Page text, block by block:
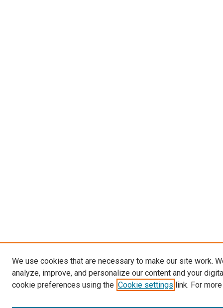
We use cookies that are necessary to make our site work.
analyze, improve, and personalize our content and your
cookie preferences using the Cookie settings link. For